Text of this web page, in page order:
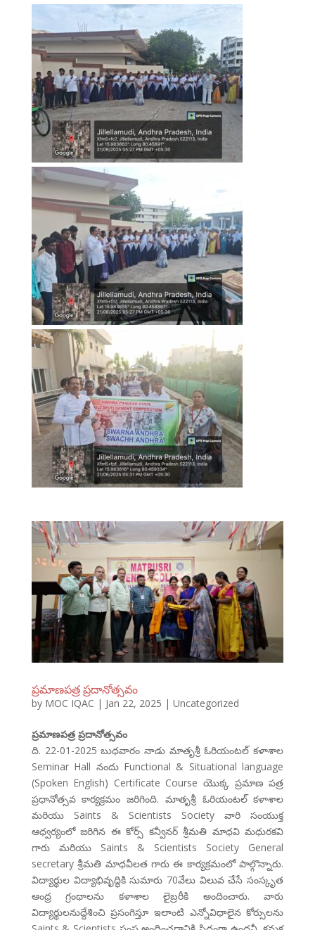
ప్రమాణపత్ర ప్రదానోత్సవం
by MOC IQAC | Jan 22, 2025 | Uncategorized
ప్రమాణపత్ర ప్రదానోత్సవం
ది. 22-01-2025 బుధవారం నాడు మాతృశ్రీ ఓరియంటల్ కళాశాల
Seminar Hall నందు Functional & Situational language
(Spoken English) Certificate Course యొక్క ప్రమాణ పత్ర
ప్రధానోత్సవ కార్యక్రమం జరిగింది. మాతృశ్రీ ఓరియంటల్ కళాశాల
మరియు Saints & Scientists Society వారి సంయుక్త
ఆధ్వర్యంలో జరిగిన ఈ కోర్స్ కన్వీనర్ శ్రీమతి మాధవి మధురకవి
గారు మరియు Saints & Scientists Society General
secretary శ్రీమతి మాధవీలత గారు ఈ కార్యక్రమంలో పాల్గొన్నారు.
విద్యార్థుల విద్యాభివృద్ధికి సుమారు 70వేలు విలువ చేసే సంస్కృత
ఆంధ్ర గ్రంథాలను కళాశాల లైబ్రరీకి అందించారు. వారు
విద్యార్థులనుద్దేశించి ప్రసంగిస్తూ ఇలాంటి ఎన్నోవిధాలైన కోర్సులను